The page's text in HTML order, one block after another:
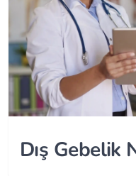
Dış Gebelik